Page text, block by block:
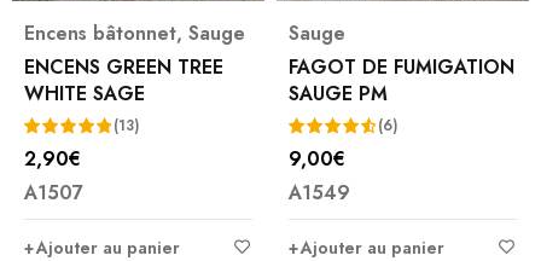
Encens bâtonnet, Sauge
ENCENS GREEN TREE
WHITE SAGE
Note4.85
sur 5
(13)
2,90€
A1507
Ajouter au panier
Sauge
FAGOT DE FUMIGATION
SAUGE PM
Note
4.67
(6)
9,00€
A1549
Ajouter au panier